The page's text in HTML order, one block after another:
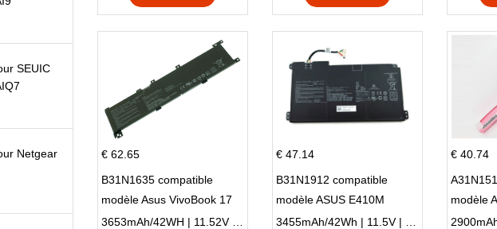
SEUIC
Netgear
€ 62.65
B31N1635 compatible
modèle Asus VivoBook 17
X705NC X705UA X705UV
€ 47.14
B31N1912 compatible
modèle ASUS E410M
E410MA L410MA
€ 40.74
modèle